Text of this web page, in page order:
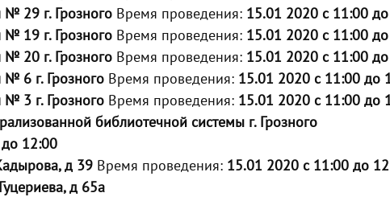
29 г. Грозного Время проведения: 15.01 2020 с 11:00
19 г. Грозного Время проведения: 15.01 2020 с 11:00
20 г. Грозного Время проведения: 15.01 2020 с 11:00
6 г. Грозного Время проведения: 15.01 2020 с 11:00 до
3 г. Грозного Время проведения: 15.01 2020 с 11:00 до
библиотечной системы г. Грозного
12:00
д 39 Время проведения: 15.01 2020 с 11:00 до
д 65а